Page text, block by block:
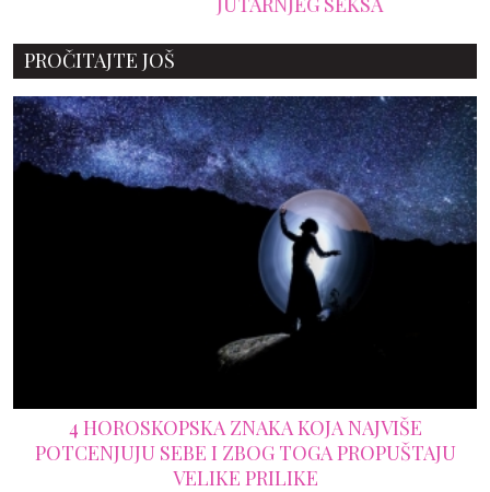
PROČITAJTE JOŠ
4 HOROSKOPSKA ZNAKA KOJA NAJVIŠE
POTCENJUJU SEBE I ZBOG TOGA PROPUŠTAJU
VELIKE PRILIKE